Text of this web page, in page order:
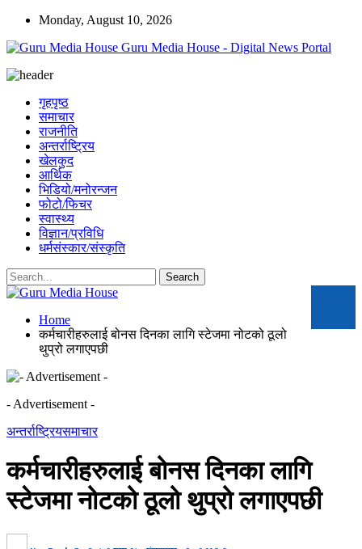
Monday, August 10, 2026
Guru Media House - Digital News Portal
गृहपृष्ठ
समाचार
राजनीति
अन्तर्राष्ट्रिय
खेलकुद
आर्थिक
भिडियो/मनोरन्जन
फोटो/फिचर
स्वास्थ्य
विज्ञान/प्रविधि
धर्मसंस्कार/संस्कृति
Home
कर्मचारीहरुलाई बोनस दिनका लागि स्टेजमा नोटको ठूलो
थुप्रो लगाएपछी
- Advertisement -
अन्तर्राष्ट्रियसमाचार
कर्मचारीहरुलाई बोनस दिनका लागि
स्टेजमा नोटको ठूलो थुप्रो लगाएपछी